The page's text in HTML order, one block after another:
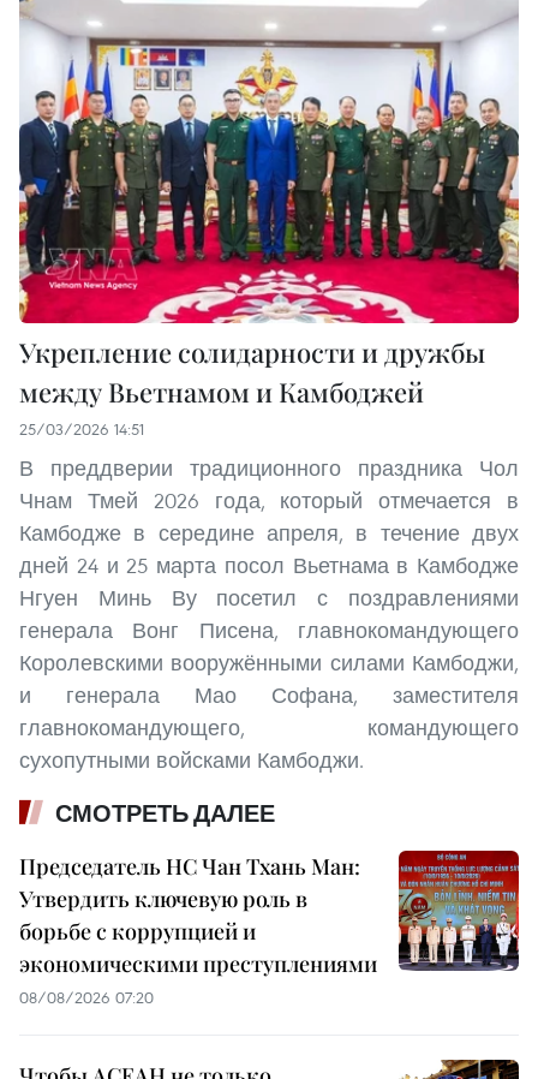
Укрепление солидарности и дружбы
между Вьетнамом и Камбоджей
25/03/2026 14:51
В преддверии традиционного праздника Чол
Чнам Тмей 2026 года, который отмечается в
Камбодже в середине апреля, в течение двух
дней 24 и 25 марта посол Вьетнама в Камбодже
Нгуен Минь Ву посетил с поздравлениями
генерала Вонг Писена, главнокомандующего
Королевскими вооружёнными силами Камбоджи,
и генерала Мао Софана, заместителя
главнокомандующего, командующего
сухопутными войсками Камбоджи.
СМОТРЕТЬ ДАЛЕЕ
Председатель НС Чан Тхань Ман:
Утвердить ключевую роль в
борьбе с коррупцией и
экономическими преступлениями
08/08/2026 07:20